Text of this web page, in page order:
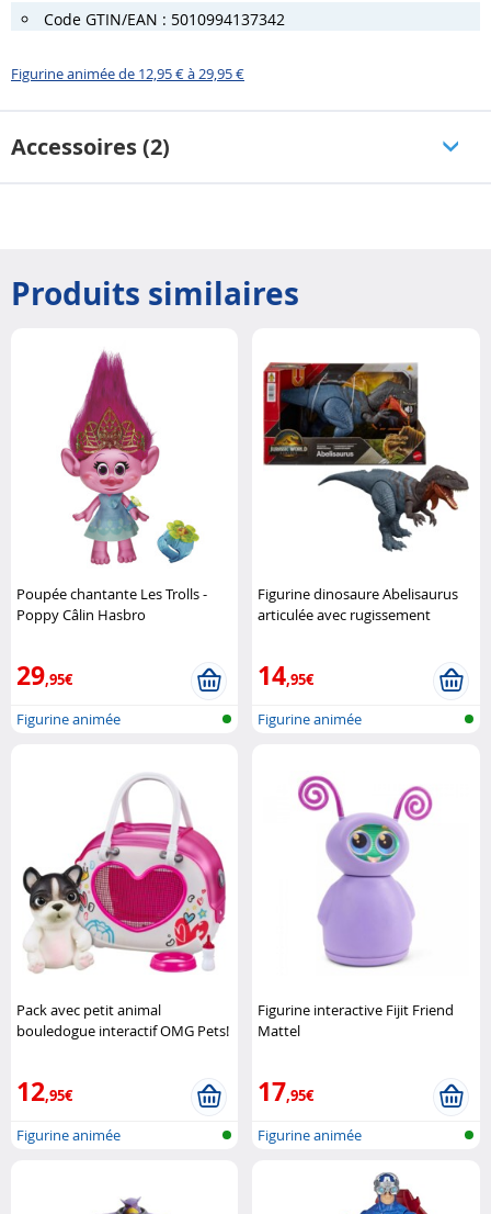
Code GTIN/EAN : 5010994137342
Figurine animée de 12,95 € à 29,95 €
Accessoires (2)
Produits similaires
Poupée chantante Les Trolls -
Poppy Câlin Hasbro
29,95€
Figurine animée
Figurine dinosaure Abelisaurus
articulée avec rugissement
14,95€
Figurine animée
Pack avec petit animal
bouledogue interactif OMG Pets!
12,95€
Figurine animée
Figurine interactive Fijit Friend
Mattel
17,95€
Figurine animée